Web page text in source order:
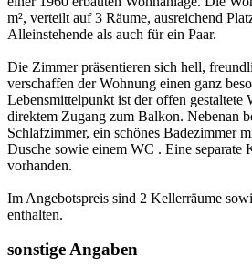
m², verteilt auf 3 Räume, ausreichend
Alleinstehende als auch für ein Paar.
Die Zimmer präsentieren sich hell,
verschaffen der Wohnung einen ganz
Lebensmittelpunkt ist der offen gestaltete
direktem Zugang zum Balkon. Nebenan
Schlafzimmer, ein schönes Badezimmer
Dusche sowie einem WC . Eine separate
vorhanden.
Im Angebotspreis sind 2 Kellerräume
enthalten.
sonstige Angaben